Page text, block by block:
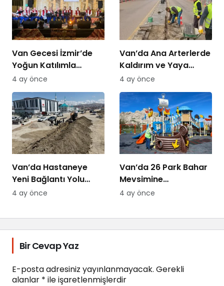
Van Gecesi İzmir’de
Yoğun Katılımla
Düzenlendi
4 ay önce
Van’da Ana Arterlerde
Kaldırım ve Yaya
Yolları Yenileniyor
4 ay önce
Van’da Hastaneye
Yeni Bağlantı Yolu
Yapılıyor
4 ay önce
Van’da 26 Park Bahar
Mevsimine
Hazırlanıyor
4 ay önce
Bir Cevap Yaz
E-posta adresiniz yayınlanmayacak. Gerekli
alanlar * ile işaretlenmişlerdir